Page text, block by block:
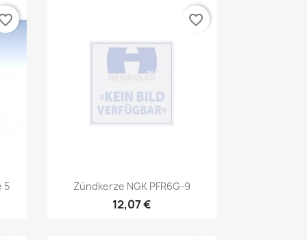
5 Vorschau
Zündkerze NGK PFR6G-9
12,07 €
favorite_border